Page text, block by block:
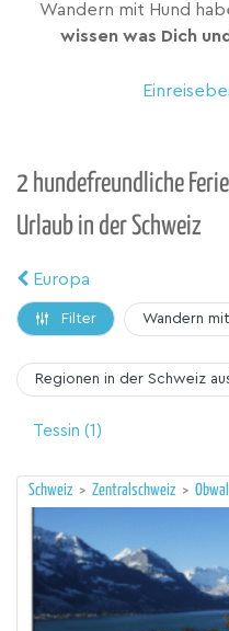
Wandern mit Hund
wissen was Dich
2 hundefreundliche
Urlaub in der Schweiz
Europa
Filter Wandern
Regionen in der Schweiz
Tessin (1)
Schweiz > Zentralschweiz >